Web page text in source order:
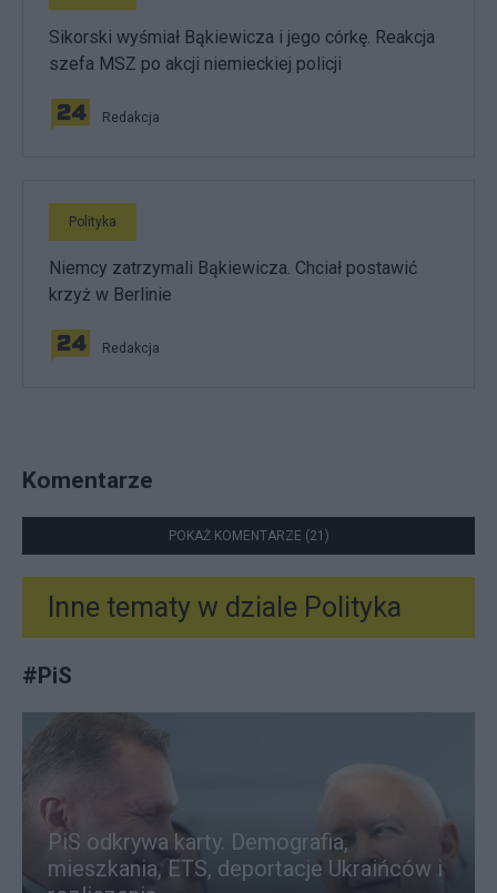
Sikorski wyśmiał Bąkiewicza i jego córkę. Reakcja
szefa MSZ po akcji niemieckiej policji
Redakcja
Polityka
Niemcy zatrzymali Bąkiewicza. Chciał postawić
krzyż w Berlinie
Redakcja
Komentarze
POKAŻ KOMENTARZE (21)
Inne tematy w dziale Polityka
#PiS
PiS odkrywa karty. Demografia,
mieszkania, ETS, deportacje Ukraińców i